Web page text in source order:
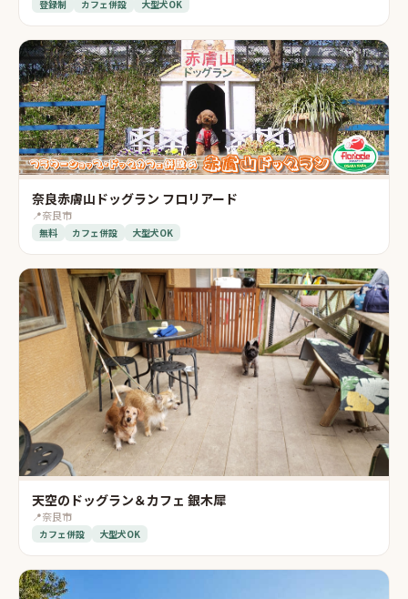
登録制 カフェ併設 大型犬OK
奈良赤膚山ドッグラン フロリアード
📍奈良市
無料 カフェ併設 大型犬OK
天空のドッグラン＆カフェ 銀木犀
📍奈良市
カフェ併設 大型犬OK